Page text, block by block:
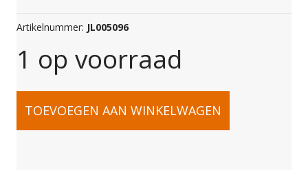
Artikelnummer: JL005096
1 op voorraad
E-
TOEVOEGEN AAN WINKELWAGEN